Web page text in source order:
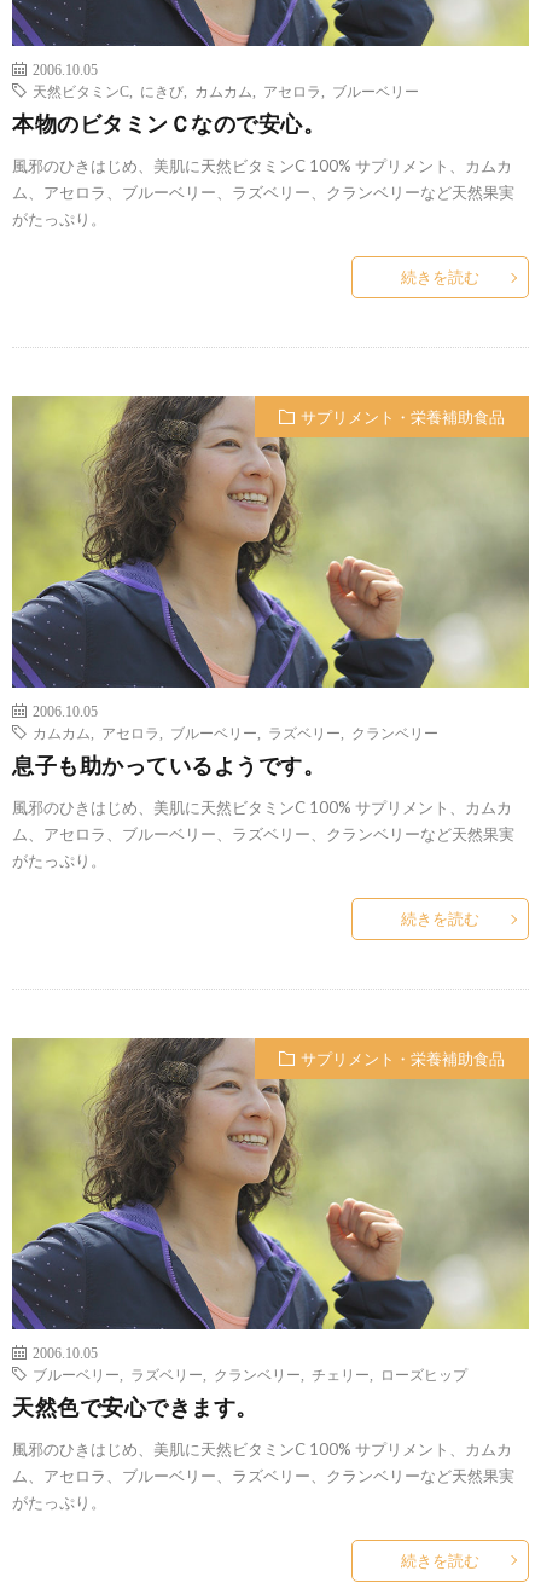
2006.10.05
天然ビタミンC
にきび カムカム アセロラ ブルーベリー
本物のビタミンＣなので安心。
風邪のひきはじめ、美肌に天然ビタミンC 100% サプリメント、カムカ
ム、アセロラ、ブルーベリー、ラズベリー、クランベリーなど天然果実
がたっぷり。
続きを読む
サプリメント・栄養補助食品
2006.10.05
カムカム
アセロラ ブルーベリー ラズベリー クランベリー
息子も助かっているようです。
風邪のひきはじめ、美肌に天然ビタミンC 100% サプリメント、カムカ
ム、アセロラ、ブルーベリー、ラズベリー、クランベリーなど天然果実
がたっぷり。
続きを読む
サプリメント・栄養補助食品
2006.10.05
ブルーベリー
ラズベリー クランベリー チェリー ローズヒップ
天然色で安心できます。
風邪のひきはじめ、美肌に天然ビタミンC 100% サプリメント、カムカ
ム、アセロラ、ブルーベリー、ラズベリー、クランベリーなど天然果実
がたっぷり。
続きを読む